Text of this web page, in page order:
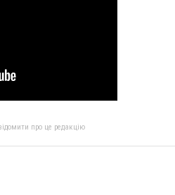
про це редакцію